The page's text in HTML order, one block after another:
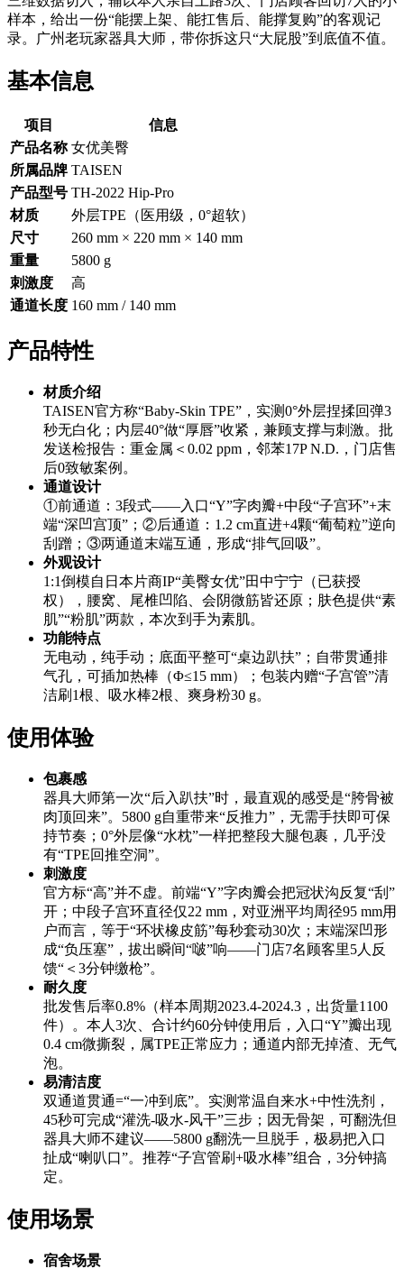
样本，给出一份“能摆上架、能扛售后、能撑复购”的客观记
录。广州老玩家器具大师，带你拆这只“大屁股”到底值不值。
基本信息
项目
信息
产品名称 女优美臀
所属品牌 TAISEN
产品型号 TH-2022 Hip-Pro
材质
外层TPE（医用级，0°超软）
尺寸
260 mm × 220 mm × 140 mm
重量
5800 g
刺激度
高
通道长度 160 mm / 140 mm
产品特性
材质介绍
TAISEN官方称“Baby-Skin TPE”，实测0°外层捏揉回弹3
秒无白化；内层40°做“厚唇”收紧，兼顾支撑与刺激。批
发送检报告：重金属＜0.02 ppm，邻苯17P N.D.，门店售
后0致敏案例。
通道设计
①前通道：3段式——入口“Y”字肉瓣+中段“子宫环”+末
端“深凹宫顶”；②后通道：1.2 cm直进+4颗“葡萄粒”逆向
刮蹭；③两通道末端互通，形成“排气回吸”。
外观设计
1:1倒模自日本片商IP“美臀女优”田中宁宁（已获授
权），腰窝、尾椎凹陷、会阴微筋皆还原；肤色提供“素
肌”“粉肌”两款，本次到手为素肌。
功能特点
无电动，纯手动；底面平整可“桌边趴扶”；自带贯通排
气孔，可插加热棒（Φ≤15 mm）；包装内赠“子宫管”清
洁刷1根、吸水棒2根、爽身粉30 g。
使用体验
包裹感
器具大师第一次“后入趴扶”时，最直观的感受是“胯骨被
肉顶回来”。5800 g自重带来“反推力”，无需手扶即可保
持节奏；0°外层像“水枕”一样把整段大腿包裹，几乎没
有“TPE回推空洞”。
刺激度
官方标“高”并不虚。前端“Y”字肉瓣会把冠状沟反复“刮”
开；中段子宫环直径仅22 mm，对亚洲平均周径95 mm用
户而言，等于“环状橡皮筋”每秒套动30次；末端深凹形
成“负压塞”，拔出瞬间“啵”响——门店7名顾客里5人反
馈“＜3分钟缴枪”。
耐久度
批发售后率0.8%（样本周期2023.4-2024.3，出货量1100
件）。本人3次、合计约60分钟使用后，入口“Y”瓣出现
0.4 cm微撕裂，属TPE正常应力；通道内部无掉渣、无气
泡。
易清洁度
双通道贯通=“一冲到底”。实测常温自来水+中性洗剂，
45秒可完成“灌洗-吸水-风干”三步；因无骨架，可翻洗但
器具大师不建议——5800 g翻洗一旦脱手，极易把入口
扯成“喇叭口”。推荐“子宫管刷+吸水棒”组合，3分钟搞
定。
使用场景
宿舍场景